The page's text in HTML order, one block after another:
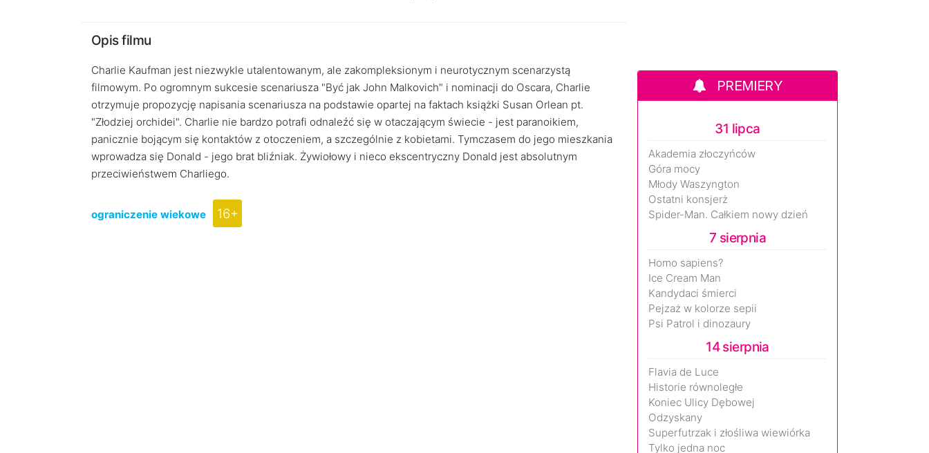
Opis filmu
Charlie Kaufman jest niezwykle utalentowanym, ale zakompleksionym i neurotycznym scenarzystą
filmowym. Po ogromnym sukcesie scenariusza "Być jak John Malkovich" i nominacji do Oscara, Charlie
otrzymuje propozycję napisania scenariusza na podstawie opartej na faktach książki Susan Orlean pt.
"Złodziej orchidei". Charlie nie bardzo potrafi odnaleźć się w otaczającym świecie - jest paranoikiem,
panicznie bojącym się kontaktów z otoczeniem, a szczególnie z kobietami. Tymczasem do jego mieszkania
wprowadza się Donald - jego brat bliźniak. Żywiołowy i nieco ekscentryczny Donald jest absolutnym
przeciwieństwem Charliego.
ograniczenie wiekowe 16+
PREMIERY
31 lipca
Akademia złoczyńców
Góra mocy
Młody Waszyngton
Ostatni konsjerż
Spider-Man. Całkiem nowy dzień
7 sierpnia
Homo sapiens?
Ice Cream Man
Kandydaci śmierci
Pejzaż w kolorze sepii
Psi Patrol i dinozaury
14 sierpnia
Flavia de Luce
Historie równoległe
Koniec Ulicy Dębowej
Odzyskany
Superfutrzak i złośliwa wiewiórka
Tylko jedna noc